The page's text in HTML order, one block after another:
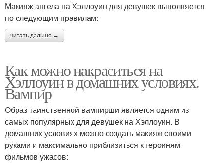
Макияж ангела на Хэллоуин для девушек выполняется
по следующим правилам:
читать дальше →
Как можно накраситься на
Хэллоуин в домашних условиях.
Вампир
Образ таинственной вампирши является одним из
самых популярных для девушек на Хэллоуин. В
домашних условиях можно создать макияж своими
руками и максимально приблизиться к героиням
фильмов ужасов: